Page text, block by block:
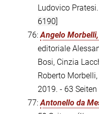
Ludovico
6190]
76:Angelo
editoriale
Bosi, Cinzia
Roberto
2019. - 63 Seiten
77:Antonello da